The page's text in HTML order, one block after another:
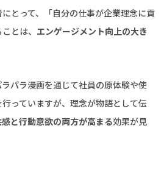
とって、「自分の仕事が企業理念に貢
とは、 エンゲージメント向上の大き
パラ漫画を通じて社員の原体験や使
っていますが、理念が物語として伝
と行動意欲の両方が高まる効果が見